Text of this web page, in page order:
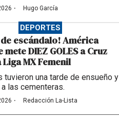
· Hugo García
DEPORTES
de escándalo! América
mete DIEZ GOLES a Cruz
MX Femenil
tuvieron una tarde de ensueño y
las cementeras.
· Redacción La-Lista